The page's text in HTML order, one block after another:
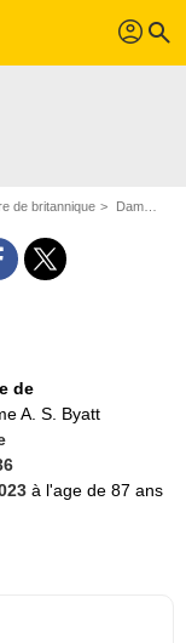
profil search
de britannique Dame A. S. Byatt dit A.S. Byatt
de
A. S. Byatt
à l'age de 87 ans